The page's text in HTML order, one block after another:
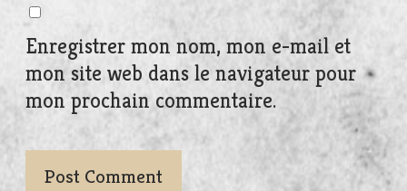
Enregistrer mon nom, mon e-mail et
mon site web dans le navigateur pour
mon prochain commentaire.